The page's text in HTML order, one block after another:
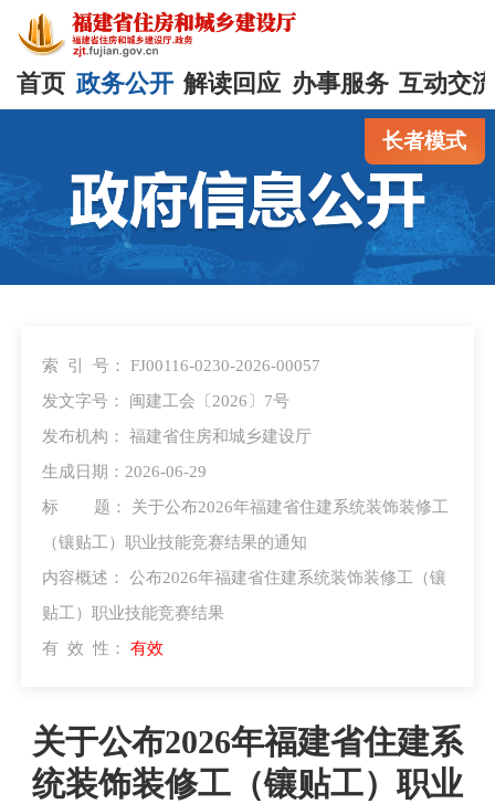
首页 政务公开 解读回应 办事服务 互动交
长者模式
索 引 号： FJ00116-0230-2026-00057
发文字号： 闽建工会〔2026〕7号
发布机构： 福建省住房和城乡建设厅
生成日期：2026-06-29
标 题： 关于公布2026年福建省住建系统装饰装修工
（镶贴工）职业技能竞赛结果的通知
内容概述： 公布2026年福建省住建系统装饰装修工（镶
贴工）职业技能竞赛结果
有 效 性： 有效
关于公布2026年福建省住建系
统装饰装修工（镶贴工）职业